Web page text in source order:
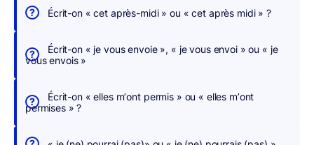
v
e
s
s
Écrit-on « cet après-midi » ou « cet après midi » ?
Écrit-on « je vous envoie », « je vous envoi » ou « je
vous envois »
Écrit-on « elles m’ont permis » ou « elles m’ont
permises » ?